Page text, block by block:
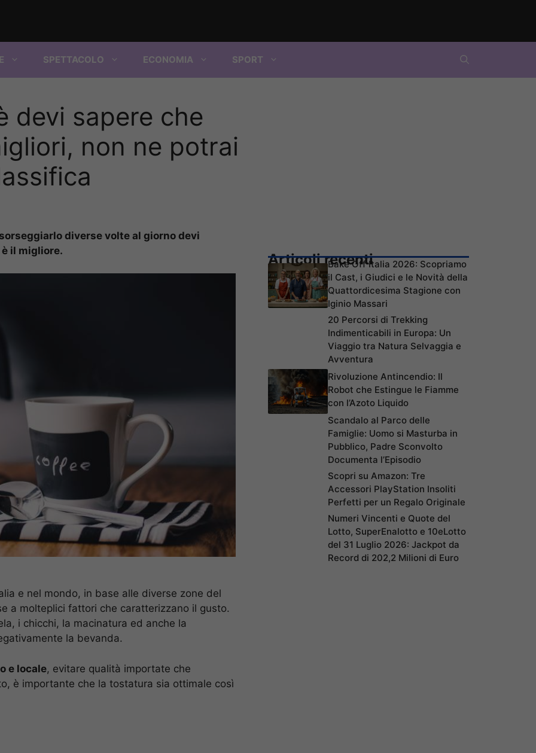
SPETTACOLO ECONOMIA SPORT
devi sapere che
non ne potrai
diverse volte al giorno devi
il migliore.
e nel mondo, in base alle diverse zone del
a molteplici fattori che caratterizzano il gusto.
i chicchi, la macinatura ed anche la
la bevanda.
e locale, evitare qualità importate che
è importante che la tostatura sia ottimale così
Articoli recentiBake Off Italia 2026: Scopriamo
il Cast, i Giudici e le Novità della
Quattordicesima Stagione con
Iginio Massari
20 Percorsi di Trekking
Indimenticabili in Europa: Un
Viaggio tra Natura Selvaggia e
Avventura
Rivoluzione Antincendio: Il
Robot che Estingue le Fiamme
con l’Azoto Liquido
Scandalo al Parco delle
Famiglie: Uomo si Masturba in
Pubblico, Padre Sconvolto
Documenta l’Episodio
Scopri su Amazon: Tre
Accessori PlayStation Insoliti
Perfetti per un Regalo Originale
Numeri Vincenti e Quote del
Lotto, SuperEnalotto e 10eLotto
del 31 Luglio 2026: Jackpot da
Record di 202,2 Milioni di Euro